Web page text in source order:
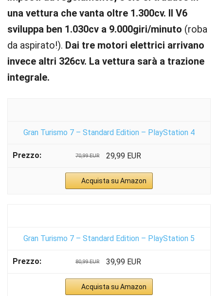
una vettura che vanta oltre 1.300cv. Il V6
sviluppa ben 1.030cv a 9.000giri/minuto (roba
da aspirato!). Dai tre motori elettrici arrivano
invece altri 326cv. La vettura sarà a trazione
integrale.
Gran Turismo 7 – Standard Edition – PlayStation 4
70,99 EUR 29,99 EUR
Acquista su Amazon
Gran Turismo 7 – Standard Edition – PlayStation 5
80,99 EUR 39,99 EUR
Acquista su Amazon